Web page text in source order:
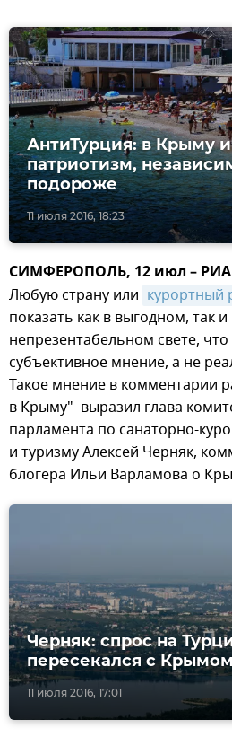
11 июля 2016, 18:23
АнтиТурция: в Крыму
патриотизм,
подороже
СИМФЕРОПОЛЬ, 12 июл –
Любую страну или курортный
показать как в выгодном, так
непрезентабельном свете,
субъективное мнение, а не
Такое мнение в комментарии
в Крыму" выразил глава
парламента по санаторно-
и туризму Алексей Черняк,
блогера Ильи Варламова о
11 июля 2016, 17:01
Черняк: спрос на
пересекался с Крымом